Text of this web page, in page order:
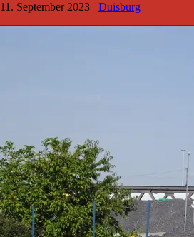
11. September 2023 Duisburg